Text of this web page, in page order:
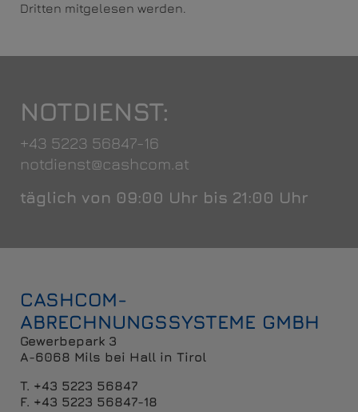
Dritten mitgelesen werden.
NOTDIENST:
+43 5223 56847-16
notdienst@cashcom.at
täglich von 09:00 Uhr bis 21:00 Uhr
CASHCOM-
ABRECHNUNGSSYSTEME GMBH
Gewerbepark 3
A-6068 Mils bei Hall in Tirol
T. +43 5223 56847
F. +43 5223 56847-18